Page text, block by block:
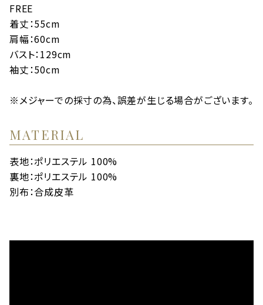
FREE
着丈：55cm
肩幅：60cm
バスト：129cm
袖丈：50cm
※メジャーでの採寸の為、誤差が生じる場合がございます。
MATERIAL
表地：ポリエステル 100%
裏地：ポリエステル 100%
別布：合成皮革